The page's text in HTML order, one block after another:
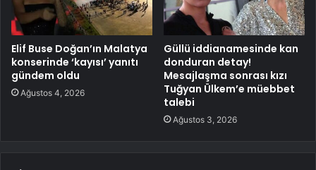
Elif Buse Doğan’ın Malatya
konserinde ‘kayısı’ yanıtı
gündem oldu
Ağustos 4, 2026
Güllü iddianamesinde kan
donduran detay!
Mesajlaşma sonrası kızı
Tuğyan Ülkem’e müebbet
talebi
Ağustos 3, 2026